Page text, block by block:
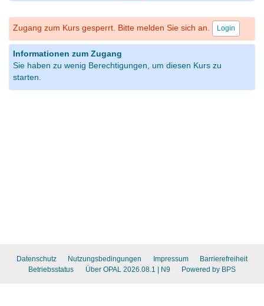
Zugang zum Kurs gesperrt. Bitte melden Sie sich an. Login
Informationen zum Zugang
Sie haben zu wenig Berechtigungen, um diesen Kurs zu
starten.
Datenschutz Nutzungsbedingungen Impressum
Barrierefreiheit
Betriebsstatus
Über OPAL 2026.08.1 | N9 Powered by BPS